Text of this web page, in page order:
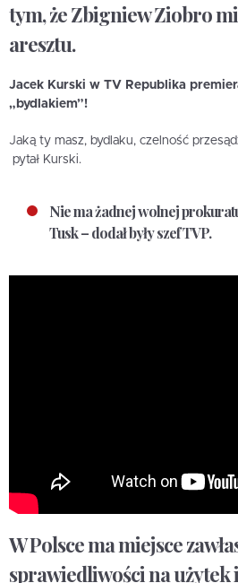
tym, że Zbigniew Ziobro
aresztu.
Jacek Kurski w TV Republika
„bydlakiem”!
Jaką ty masz, bydlaku, czelność
pytał Kurski.
Nie ma żadnej wolnej
Tusk – dodał były szef TVP.
W Polsce ma miejsce
sprawiedliwości na użytek